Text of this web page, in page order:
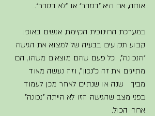
אותה, אם היא "בסדר" או "לא בסדר".
במערכת החינוכית הקיימת, אנשים באופן
קבוע תקועים בבעיה של למצוא את הגישה
"הנכונה", וכל פעם שהם מוצאים משהו, הם
מתייגים את זה כ"נכון", וזה נעשה מאוד
מביך   שנה או שנתיים לאחר מכן לעמוד
בפני מצב שהגישה הזו לא הייתה "נכונה"
אחרי הכול.